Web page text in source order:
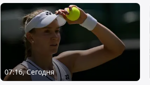
07:16, Сегодня